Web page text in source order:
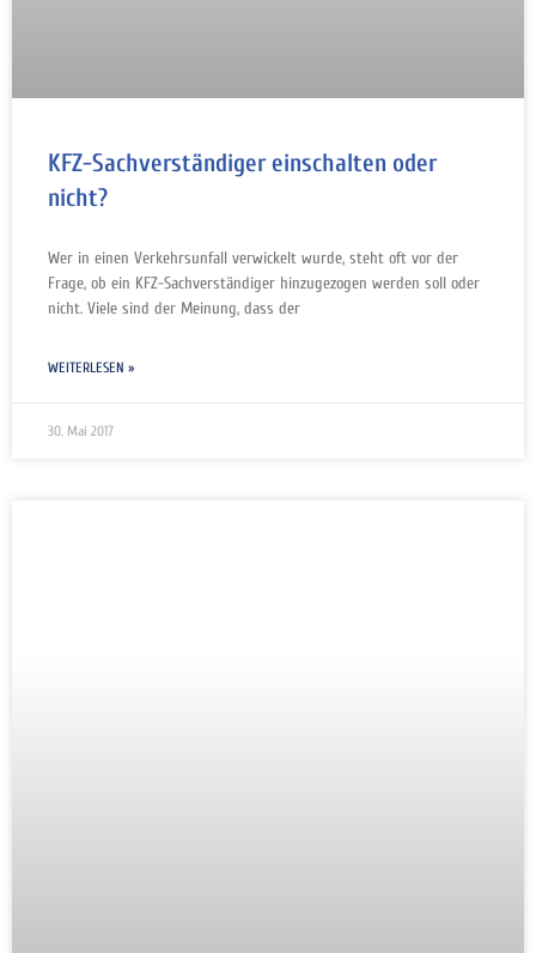
KFZ-Sachverständiger einschalten oder
nicht?
Wer in einen Verkehrsunfall verwickelt wurde, steht oft vor der
Frage, ob ein KFZ-Sachverständiger hinzugezogen werden soll oder
nicht. Viele sind der Meinung, dass der
WEITERLESEN »
30. Mai 2017